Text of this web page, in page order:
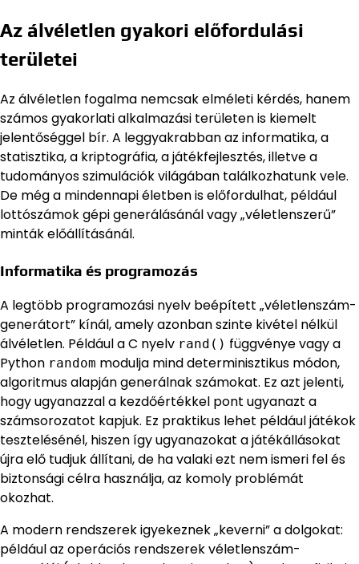
Az álvéletlen gyakori előfordulási
területei
Az álvéletlen fogalma nemcsak elméleti kérdés, hanem
számos gyakorlati alkalmazási területen is kiemelt
jelentőséggel bír. A leggyakrabban az informatika, a
statisztika, a kriptográfia, a játékfejlesztés, illetve a
tudományos szimulációk világában találkozhatunk vele.
De még a mindennapi életben is előfordulhat, például
lottószámok gépi generálásánál vagy „véletlenszerű”
minták előállításánál.
Informatika és programozás
A legtöbb programozási nyelv beépített „véletlenszám-
generátort” kínál, amely azonban szinte kivétel nélkül
álvéletlen. Például a C nyelv rand() függvénye vagy a
Python random modulja mind determinisztikus módon,
algoritmus alapján generálnak számokat. Ez azt jelenti,
hogy ugyanazzal a kezdőértékkel pont ugyanazt a
számsorozatot kapjuk. Ez praktikus lehet például játékok
tesztelésénél, hiszen így ugyanazokat a játékállásokat
újra elő tudjuk állítani, de ha valaki ezt nem ismeri fel és
biztonsági célra használja, az komoly problémát
okozhat.
A modern rendszerek igyekeznek „keverni” a dolgokat:
például az operációs rendszerek véletlenszám-